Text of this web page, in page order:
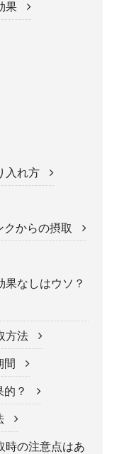
果
入れ方
からの摂取
なしはウソ？
方法
？
の注意点はあ